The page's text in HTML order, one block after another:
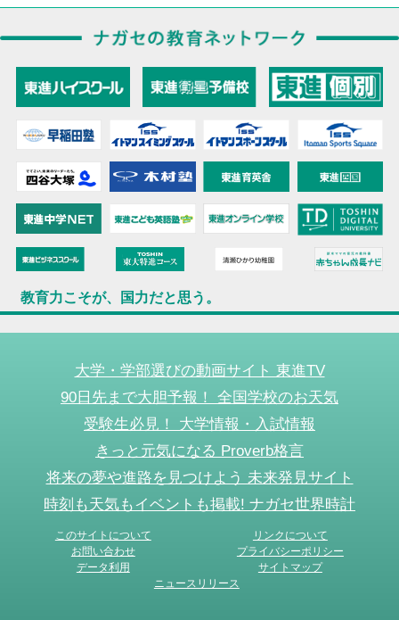
教育力こそが、国力だと思う。
大学・学部選びの動画サイト 東進TV
90日先まで大胆予報！ 全国学校のお天気
受験生必見！ 大学情報・入試情報
きっと元気になる Proverb格言
将来の夢や進路を見つけよう 未来発見サイト
時刻も天気もイベントも掲載! ナガセ世界時計
このサイトについて
リンクについて
お問い合わせ
プライバシーポリシー
データ利用
サイトマップ
ニュースリリース